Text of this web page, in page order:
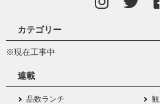
カテゴリー
※現在工事中
連載
品数ランチ